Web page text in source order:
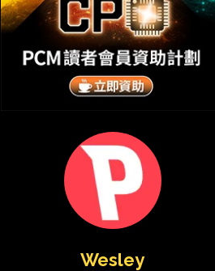
Wesley